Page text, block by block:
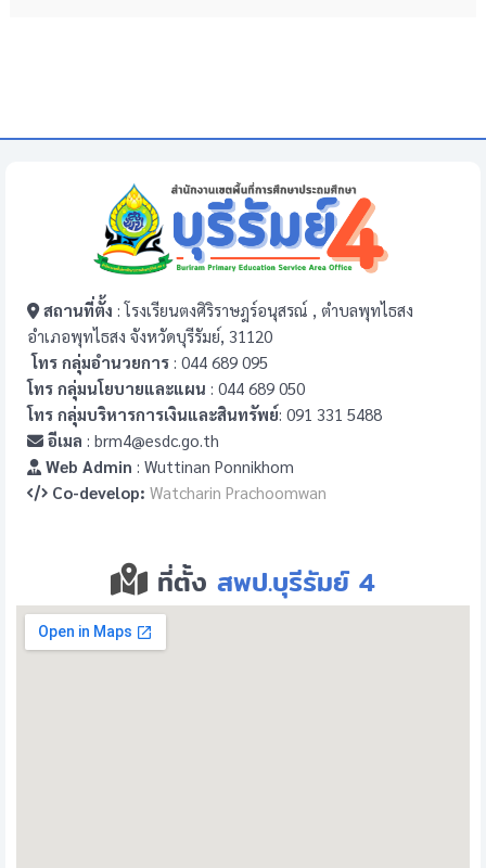
สถานที่ตั้ง : โรงเรียนตงศิริราษฎร์อนุสรณ์ , ตำบลพุทไธสง
อำเภอพุทไธสง จังหวัดบุรีรัมย์, 31120
โทร กลุ่มอำนวยการ : 044 689 095
โทร กลุ่มนโยบายและแผน : 044 689 050
โทร กลุ่มบริหารการเงินและสินทรัพย์: 091 331 5488
อีเมล : brm4@esdc.go.th
Web Admin : Wuttinan Ponnikhom
Co-develop: Watcharin Prachoomwan
ที่ตั้ง สพป.บุรีรัมย์ 4